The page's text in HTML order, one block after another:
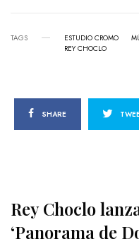
TAGS ESTUDIO CROMO
REY CHOCLO
SHARE
Rey Choclo
‘Panorama de